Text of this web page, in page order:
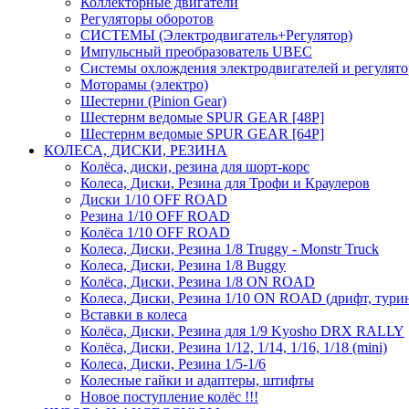
Регуляторы оборотов
СИСТЕМЫ (Электродвигатель+Регулятор)
Импульсный преобразователь UBEC
Системы охлождения электродвигателей и
Моторамы (электро)
Шестерни (Pinion Gear)
Шестернм ведомые SPUR GEAR [48P]
Шестернм ведомые SPUR GEAR [64P]
КОЛЕСА, ДИСКИ, РЕЗИНА
Колёса, диски, резина для шорт-корс
Колеса, Диски, Резина для Трофи и Краулеров
Диски 1/10 OFF ROAD
Резина 1/10 OFF ROAD
Колёса 1/10 OFF ROAD
Колеса, Диски, Резина 1/8 Truggy - Monstr Truck
Колеса, Диски, Резина 1/8 Buggy
Колёса, Диски, Резина 1/8 ON ROAD
Колеса, Диски, Резина 1/10 ON ROAD (дрифт,
Вставки в колеса
Колёса, Диски, Резина для 1/9 Kyosho DRX RALLY
Колёса, Диски, Резина 1/12, 1/14, 1/16, 1/18 (mini)
Колеса, Диски, Резина 1/5-1/6
Колесные гайки и адаптеры, штифты
Новое поступление колёс !!!